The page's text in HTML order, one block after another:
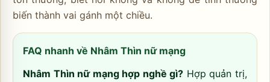
biến thành vai gánh một chiều.
FAQ nhanh về Nhâm Thìn nữ mạng
Nhâm Thìn nữ mạng hợp nghề gì? Hợp quản trị,